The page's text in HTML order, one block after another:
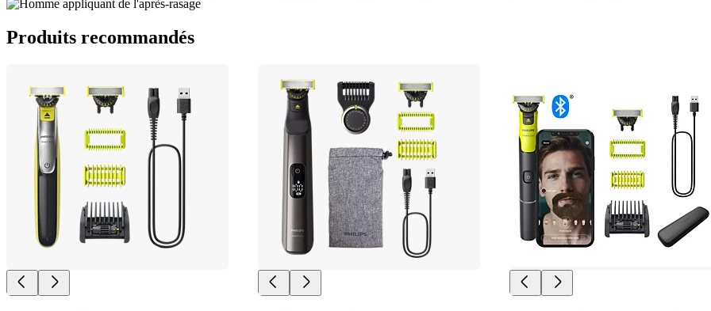
Produits recommandés